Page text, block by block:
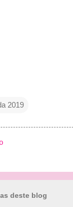
2019
deste blog